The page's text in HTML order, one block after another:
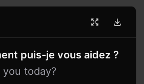
puis-je vous aidez ?
today?